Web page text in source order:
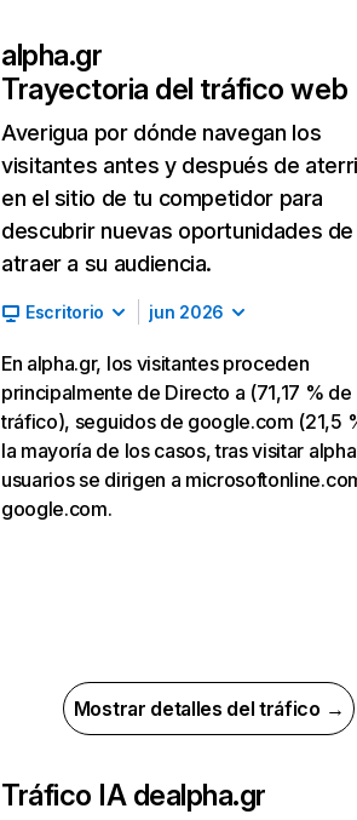
alpha.gr
Trayectoria del tráfico web
Averigua por dónde navegan los
visitantes antes y después de
en el sitio de tu competidor para
descubrir nuevas oportunidades de
atraer a su audiencia.
Escritorio jun 2026
En alpha.gr, los visitantes proceden
principalmente de Directo a (71,17 % de
tráfico), seguidos de google.com (21,5
la mayoría de los casos, tras visitar
usuarios se dirigen a
google.com.
Mostrar detalles del tráfico →
Tráfico IA dealpha.gr